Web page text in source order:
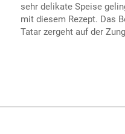
sehr delikate Speise
mit diesem Rezept. Das
Tatar zergeht auf der